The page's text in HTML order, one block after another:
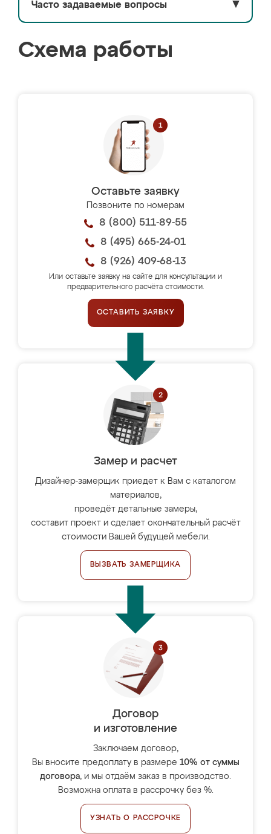
Часто задаваемые вопросы ▼
Схема работы
Оставьте заявку
Позвоните по номерам
8 (800) 511-89-55
8 (495) 665-24-01
8 (926) 409-68-13
Или оставьте заявку на сайте для консультации и
предварительного расчёта стоимости.
ОСТАВИТЬ ЗАЯВКУ
Замер и расчет
Дизайнер-замерщик приедет к Вам с каталогом
материалов,
проведёт детальные замеры,
составит проект и сделает окончательный расчёт
стоимости Вашей будущей мебели.
ВЫЗВАТЬ ЗАМЕРЩИКА
Договор
и изготовление
Заключаем договор,
Вы вносите предоплату в размере 10% от суммы
договора, и мы отдаём заказ в производство.
Возможна оплата в рассрочку без %.
УЗНАТЬ О РАССРОЧКЕ